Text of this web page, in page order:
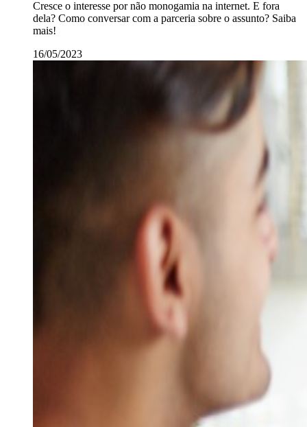
Cresce o interesse por não monogamia na internet. E fora
dela? Como conversar com a parceria sobre o assunto? Saiba
mais!
16/05/2023